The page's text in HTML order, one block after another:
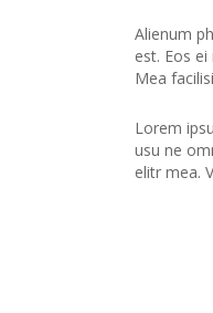
Alienum
est. Eos
Mea
Lorem
usu ne
elitr mea.